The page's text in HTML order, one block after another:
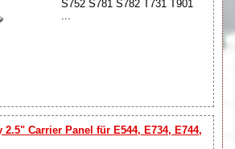
S752 S781 S782 T731 T901
Carrier Panel für E544, E734, E744,